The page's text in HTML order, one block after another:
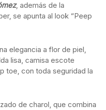
, además de la
se apunta al look “Peep
elegancia a flor de piel,
lisa, camisa escote
toe, con toda seguridad la
de charol, que combina